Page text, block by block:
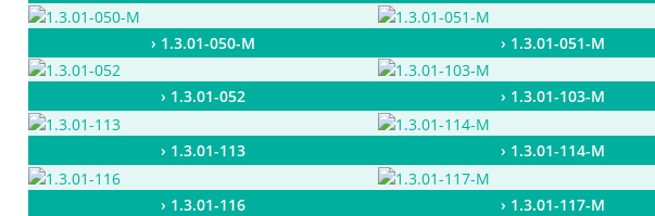
› 1.3.01-050-M › 1.3.01-051-M
› 1.3.01-052 › 1.3.01-103-M
› 1.3.01-113 › 1.3.01-114-M
› 1.3.01-116 › 1.3.01-117-M